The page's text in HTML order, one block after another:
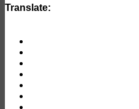
Translate: